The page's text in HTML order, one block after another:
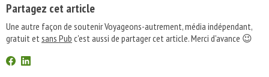
Partagez cet article
Une autre façon de soutenir Voyageons-autrement, média indépendant,
gratuit etsans Pub c'est aussi de partager cet article. Merci d'avance 😉